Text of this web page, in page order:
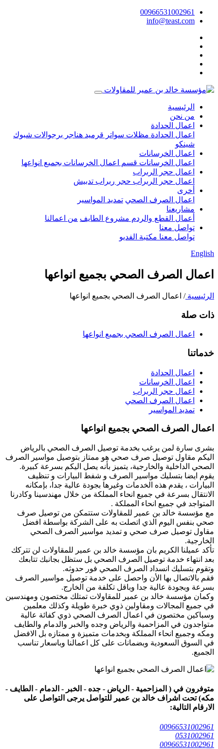
00966531002961
info@teast.com
الرئيسية
من نحن
اعمال الحدادة
اعمال الحدادة مظلات سواتر قرميد هناجر برجوالات شبوك
شينكو
اعمال الخرسانات
اعمال الخرسانات قسم اعمال الخرسانات بجميع انواعها
اعمال حجر الربراب
اعمال حجر الربراب حجر ربراب تدبيش
أخرى
اعمال الصرف الصحي تمديد المواسير
مشاريعنا
أعمال القطع والردم مشروع الطايف من اعمالنا
تواصل معنا
تواصل معنا مكتبة الفديو
English
اعمال الصرف الصحي بجميع انواعها
الرئيسية/ اعمال الصرف الصحي بجميع انواعها
ذات صلة
اعمال الصرف الصحي بجميع انواعها
خدماتنا
اعمال الحدادة
اعمال الخرسانات
اعمال حجر الربراب
اعمال الصرف الصحي
تمديد المواسير
اعمال الصرف الصحي بجميع انواعها
بشرى سارة لمن يرغب بخدمة توصيل الصرف الصحي بالرياض
اليكم مقاول توصيل صرف صحي هو ممتاز بتوصيل مواسير الصرف
الصحي الداخلية والخارجية، يتميز بأنه يصل اليكم بسرعة كبيرة.
يقوم ايضا بتسليك مواسير الصرف و شفط البيارات و تنظيف
البيارات ، يقدم هذه الخدمات وغيرها بجودة عالية جدا، بإمكانه
الانتقال بسرعة في جميع انحاء المملكة من خلال مهندسينا وكادرنا
المتواجد في جميع انحاء المملكة .
مع مؤسسة خالد بن عمير للمقاولات ستتمكن من توصيل صرف
صحي بنفس اليوم الذي اتصلت به على الشركة بواسطة افضل
مقاول توصيل صرف صحي و تمديد مواسير الصرف الصحي
الخارجية.
تأكد عميلنا الكريم بان مؤسسة خالد بن عمير للمقاولات لن تتركك
بعد انتهاء خدمة توصيل الصرف الصحي بل ستظل بجانبك تتابعك
وتقوم بتسليك انسداد الصرف الصحي فور حدوثه.
فقم بالاتصال بها الأن واحصل على خدمة توصيل مواسير الصرف
بسرعة وبجودة عالية جدا وباقل تكلفة من الخارج.
وكمان مؤسسة خالد بن عمير للمقاولات تمتلك مختصون ومهندسين
في جميع المجالات ومقاولين ذوي خبرة طويلة وكذلك معلمين
وسباكين مختصون في اعمال الصرف الصحي ذوي كفائة عالية
متواجدون في المزاحمية والرياض وجده والخبر والدمام والطايف
ومكه وجميع انحاء المملكة وبخدمات متميزة و ممتازه بل الافضل
في السوق السعودية وبضمانات على كل اعمالنا وباسعار تناسب
الجميع.
متوفرون في ( المزاحمية - الرياض - جده - الخبر - الدمام - الطايف -
مكه) تحت اشراف خالد بن عمير للتواصل يرجى التواصل على
الارقام التالية:
00966531002961
0531002961
00966531002961